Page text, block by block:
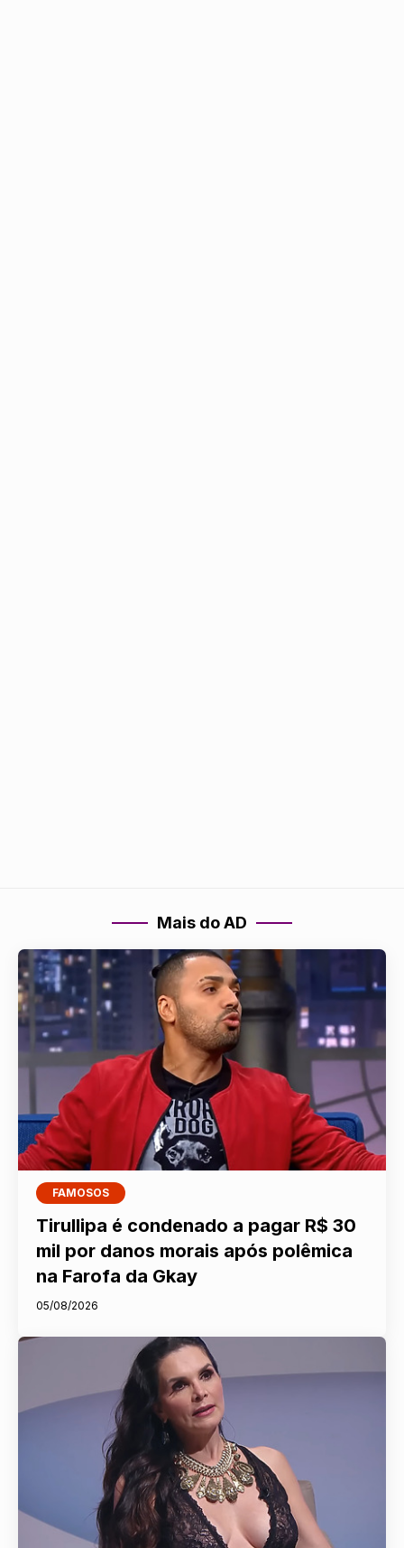
Mais do AD
FAMOSOS
Tirullipa é condenado a pagar R$ 30
mil por danos morais após polêmica
na Farofa da Gkay
05/08/2026